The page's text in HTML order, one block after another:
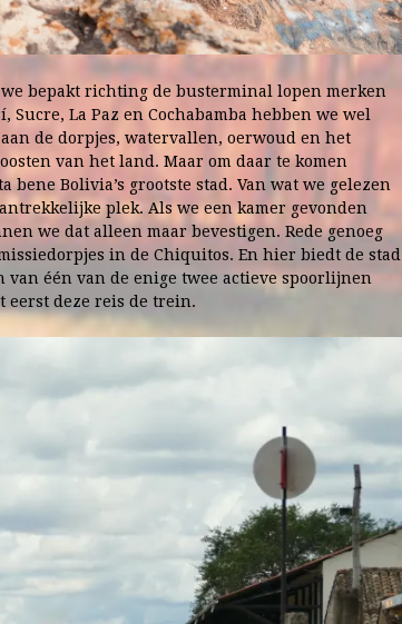
bepakt richting de busterminal lopen merken
La Paz en Cochabamba hebben we wel
de dorpjes, watervallen, oerwoud en het
van het land. Maar om daar te komen
Bolivia’s grootste stad. Van wat we gelezen
plek. Als we een kamer gevonden
we dat alleen maar bevestigen. Rede genoeg
in de Chiquitos. En hier biedt de stad
één van de enige twee actieve spoorlijnen
eerst deze reis de trein.